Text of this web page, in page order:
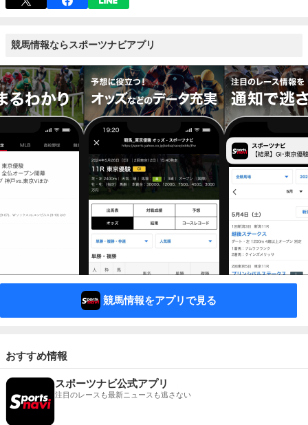
競馬情報ならスポーツナビアプリ
競馬情報をアプリで見る
おすすめ情報
スポーツナビ公式アプリ
注目のレースも最新ニュースも逃さない